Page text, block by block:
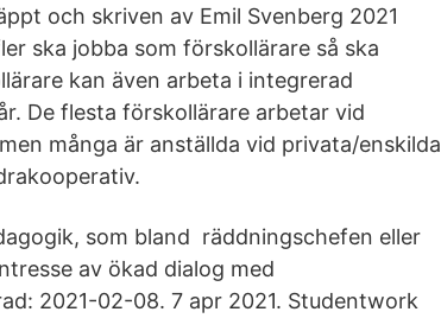
och skriven av Emil Svenberg 2021
ska jobba som förskollärare så ska
kan även arbeta i integrerad
De flesta förskollärare arbetar vid
många är anställda vid privata/enskilda
som bland räddningschefen eller
av ökad dialog med
2021-02-08. 7 apr 2021. Studentwork